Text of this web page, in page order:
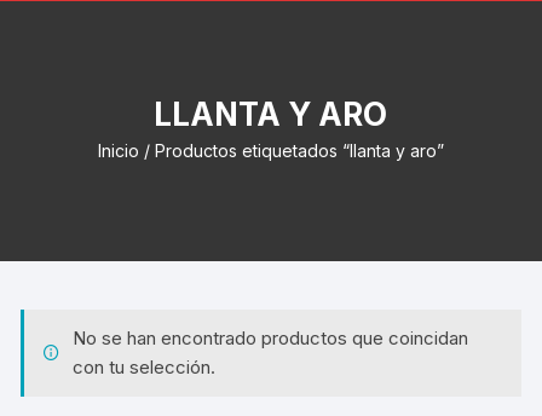
LLANTA Y ARO
Inicio / Productos etiquetados “llanta y aro”
No se han encontrado productos que coincidan
con tu selección.